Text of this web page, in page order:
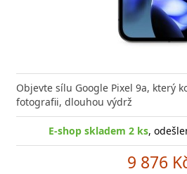
Objevte sílu Google Pixel 9a, který
fotografii, dlouhou výdrž
E-shop skladem 2 ks,
9 876